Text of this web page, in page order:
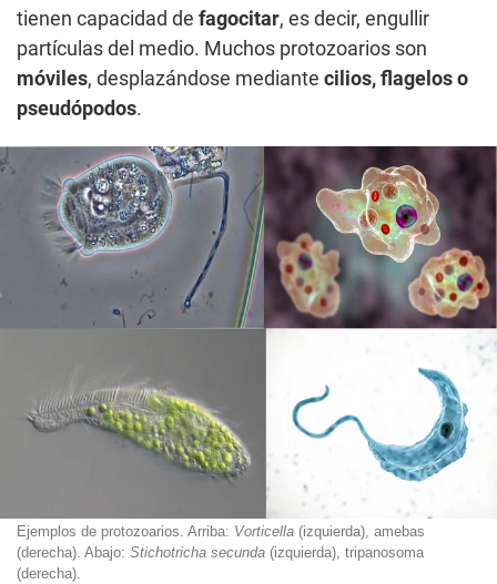
tienen capacidad de fagocitar, es decir, engullir
partículas del medio. Muchos protozoarios son
móviles, desplazándose mediante cilios, flagelos o
pseudópodos.
Ejemplos de protozoarios. Arriba: Vorticella (izquierda), amebas
(derecha). Abajo: Stichotricha secunda (izquierda), tripanosoma
(derecha).